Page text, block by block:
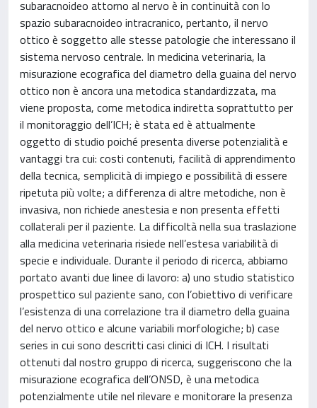
subaracnoideo attorno al nervo è in continuità con lo
spazio subaracnoideo intracranico, pertanto, il nervo
ottico è soggetto alle stesse patologie che interessano il
sistema nervoso centrale. In medicina veterinaria, la
misurazione ecografica del diametro della guaina del nervo
ottico non è ancora una metodica standardizzata, ma
viene proposta, come metodica indiretta soprattutto per
il monitoraggio dell’ICH; è stata ed è attualmente
oggetto di studio poiché presenta diverse potenzialità e
vantaggi tra cui: costi contenuti, facilità di apprendimento
della tecnica, semplicità di impiego e possibilità di essere
ripetuta più volte; a differenza di altre metodiche, non è
invasiva, non richiede anestesia e non presenta effetti
collaterali per il paziente. La difficoltà nella sua traslazione
alla medicina veterinaria risiede nell’estesa variabilità di
specie e individuale. Durante il periodo di ricerca, abbiamo
portato avanti due linee di lavoro: a) uno studio statistico
prospettico sul paziente sano, con l’obiettivo di verificare
l’esistenza di una correlazione tra il diametro della guaina
del nervo ottico e alcune variabili morfologiche; b) case
series in cui sono descritti casi clinici di ICH. I risultati
ottenuti dal nostro gruppo di ricerca, suggeriscono che la
misurazione ecografica dell’ONSD, è una metodica
potenzialmente utile nel rilevare e monitorare la presenza